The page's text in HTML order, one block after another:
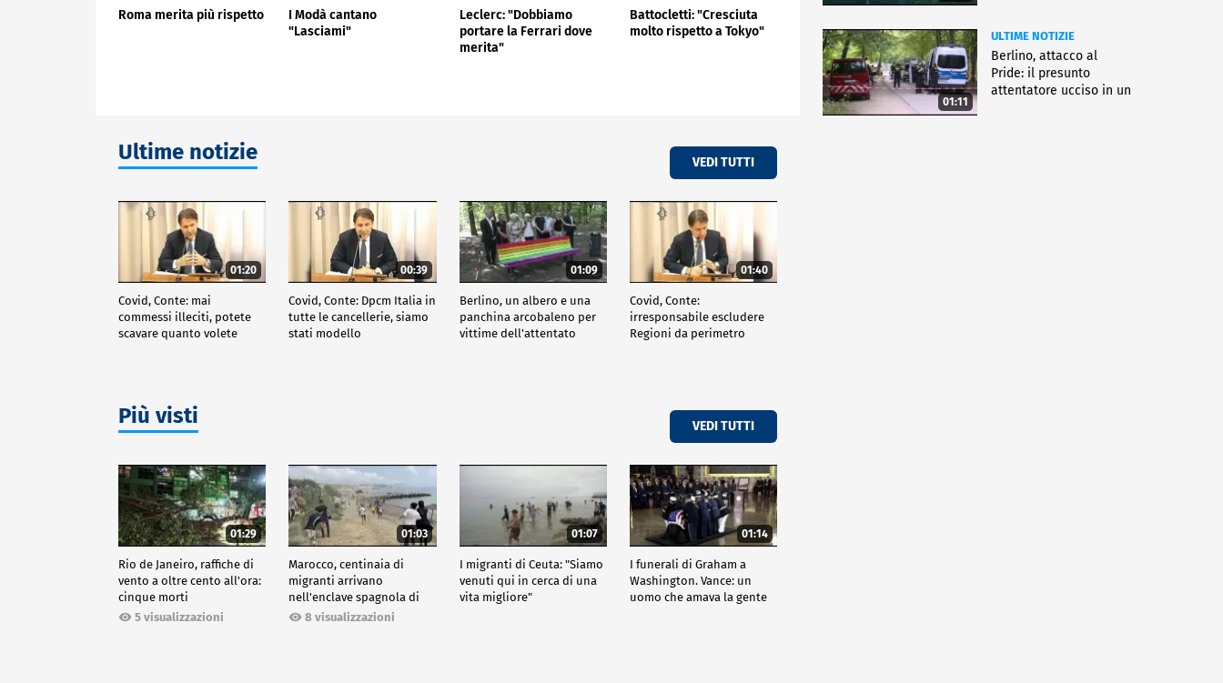
Roma merita più rispetto
I Modà cantano
"Lasciami"
Leclerc: "Dobbiamo
portare la Ferrari dove
merita"
Battocletti: "Cresciuta
molto rispetto a Tokyo"
Ultime notizie VEDI TUTTI
01:20
Covid, Conte: mai
commessi illeciti, potete
scavare quanto volete
00:39
Covid, Conte: Dpcm Italia in
tutte le cancellerie, siamo
stati modello
01:09
Berlino, un albero e una
panchina arcobaleno per
vittime dell'attentato
01:40
Covid, Conte:
irresponsabile escludere
Regioni da perimetro
Più visti VEDI TUTTI
01:29
Rio de Janeiro, raffiche di
vento a oltre cento all'ora:
cinque morti
5 visualizzazioni
01:03
Marocco, centinaia di
migranti arrivano
nell'enclave spagnola di
Ceuta8 visualizzazioni
01:07
I migranti di Ceuta: "Siamo
venuti qui in cerca di una
vita migliore"
01:14
I funerali di Graham a
Washington. Vance: un
uomo che amava la gente
01:11
ULTIME NOTIZIE
Berlino, attacco al
Pride: il presunto
attentatore ucciso in un